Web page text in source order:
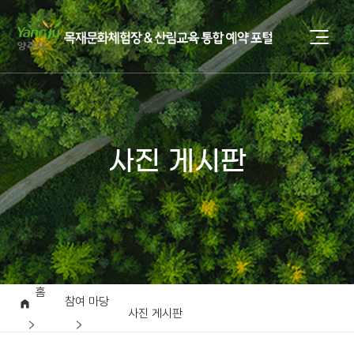
사진 게시판
홈
참여 마당
사진 게시판